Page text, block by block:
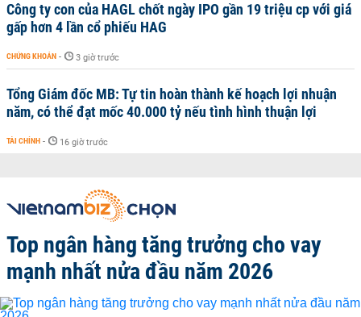
Công ty con của HAGL chốt ngày IPO gần 19 triệu cp với giá
gấp hơn 4 lần cổ phiếu HAG
CHỨNG KHOÁN - 3 giờ trước
Tổng Giám đốc MB: Tự tin hoàn thành kế hoạch lợi nhuận
năm, có thể đạt mốc 40.000 tỷ nếu tình hình thuận lợi
TÀI CHÍNH - 16 giờ trước
Top ngân hàng tăng trưởng cho vay
mạnh nhất nửa đầu năm 2026